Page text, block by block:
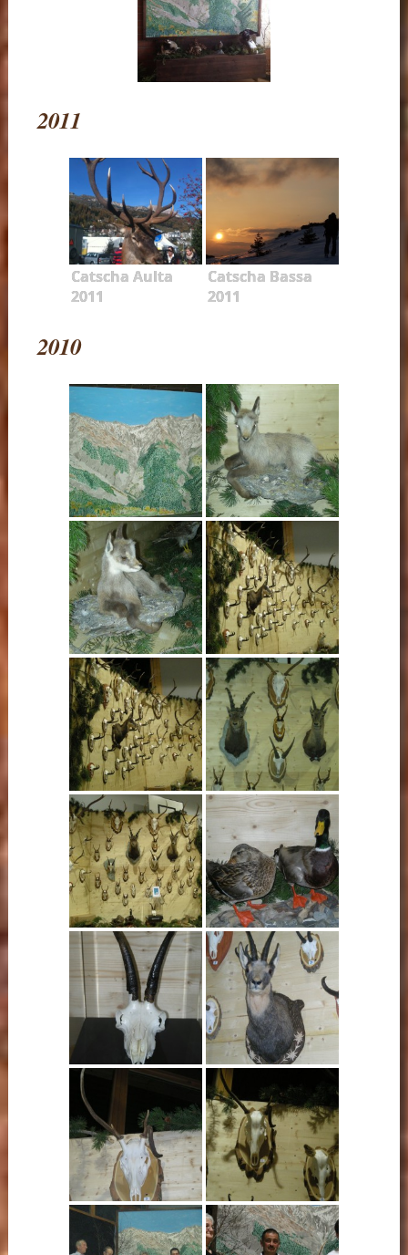
2011
Catscha Aulta
2011
Catscha Bassa
2011
2010